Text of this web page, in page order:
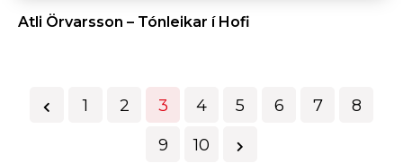
Atli Örvarsson – Tónleikar í Hofi
Fyrri1 2 3 4 5 6 7
8
9
10 Næsta